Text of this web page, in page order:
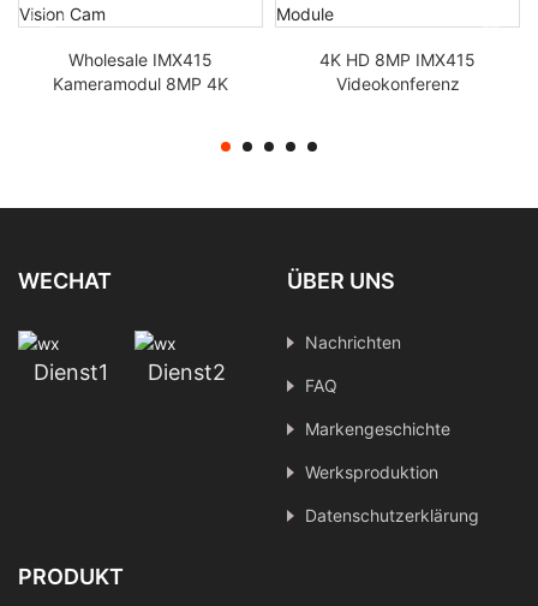
Wholesale IMX415
Kameramodul 8MP 4K
festem Fokus
4K HD 8MP IMX415
Videokonferenz
Live-Streaming MIPI-
WECHAT
Dienst1 Dienst2
ÜBER UNS
Nachrichten
FAQ
Markengeschichte
Werksproduktion
Datenschutzerklärung
PRODUKT